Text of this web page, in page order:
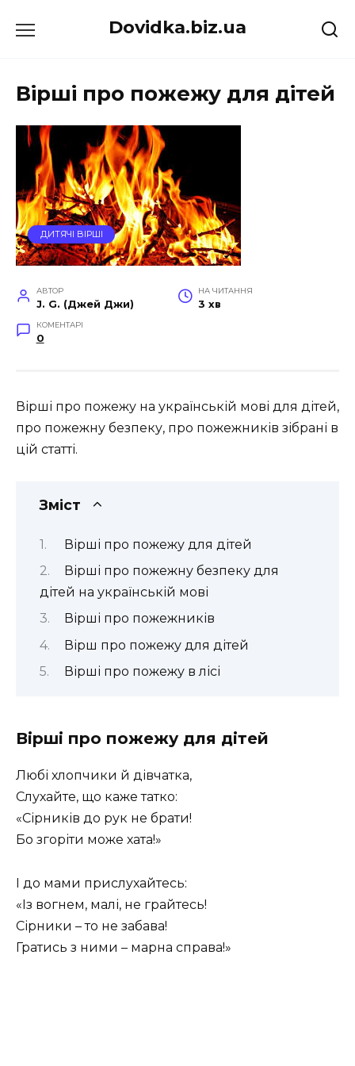
до
Dovidka.biz.ua
Вірші про пожежу для дітей
ДИТЯЧІ ВІРШІ
АВТОР
J. G. (Джей Джи)
НА ЧИТАННЯ
3 хв
КОМЕНТАРІ
0
Вірші про пожежу на українській мові для дітей,
про пожежну безпеку, про пожежників зібрані в
цій статті.
Зміст
Вірші про пожежу для дітей
Вірші про пожежну безпеку для
дітей на українській мові
Вірші про пожежників
Вірш про пожежу для дітей
Вірші про пожежу в лісі
Вірші про пожежу для дітей
Любі хлопчики й дівчатка,
Слухайте, що каже татко:
«Сірників до рук не брати!
Бо згоріти може хата!»
І до мами прислухайтесь:
«Із вогнем, малі, не грайтесь!
Сірники – то не забава!
Гратись з ними – марна справа!»